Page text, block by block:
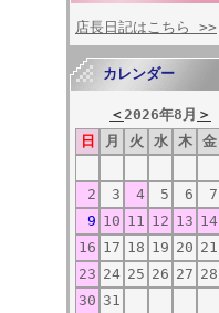
店長日記はこちら >>
カレンダー
＜2026年8月 ＞
日
月 火 水 木 金
2
3 4 5 6 7
9 10 11 12 13 14
16 17 18 19 20 21
23 24 25 26 27 28
30 31